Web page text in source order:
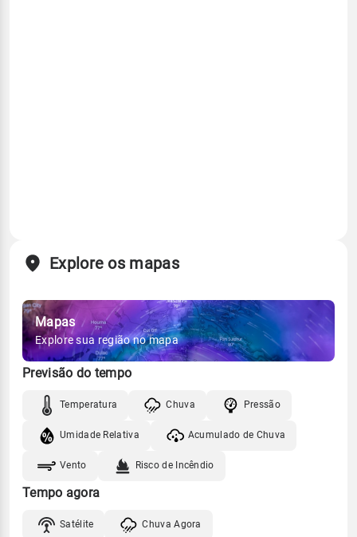
Explore os mapas
Mapas
Explore sua região no mapa
Previsão do tempo
Temperatura Chuva Pressão
Umidade Relativa Acumulado de Chuva
Vento Risco de Incêndio
Tempo agora
Satélite Chuva Agora